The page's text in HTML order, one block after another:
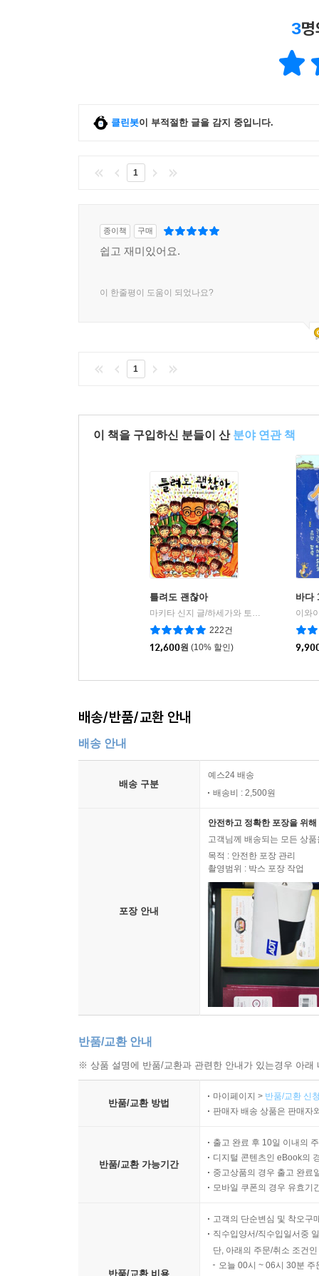
3
클린봇이 부적절한 글을 감지 중입니다.
1
종이책 구매
쉽고 재미있어요.
이 한줄평이 도움이 되었나요?
1
이 책을 구입하신 분들이 산 분야 연관 책
틀려도 괜찮아
마키타 신지 글/하세가와 토모코 그림/유문조 옮김
222건
12,600원 (10% 할인)
바다
배송/반품/교환 안내
배송 안내
배송 구분
예스24 배송
배송비 : 2,500원
포장 안내
안전하고 정확한 포장을 위
고객님께 배송되는 모든 상
목적 : 안전한 포장 관리
촬영범위 : 박스 포장 작업
반품/교환 안내
※ 상품 설명에 반품/교환과 관련한 안내가 있는경우 아
반품/교환 방법
마이페이지 > 반품/교환 신
판매자 배송 상품은 판매자
반품/교환 가능기간
출고 완료 후 10일 이내의
디지털 콘텐츠인 eBook의
중고상품의 경우 출고 완료
모바일 쿠폰의 경우 유효기
반품/교환 비용
고객의 단순변심 및 착오구
직수입양서/직수입일서중
단, 아래의 주문/취소 조건
오늘 00시 ~ 06시 30분